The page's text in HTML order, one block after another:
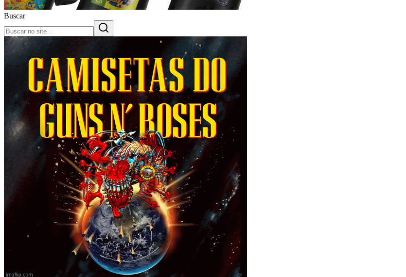
Buscar